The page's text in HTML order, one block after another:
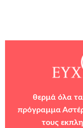
θερμά όλα τα
πρόγραμμα
τους